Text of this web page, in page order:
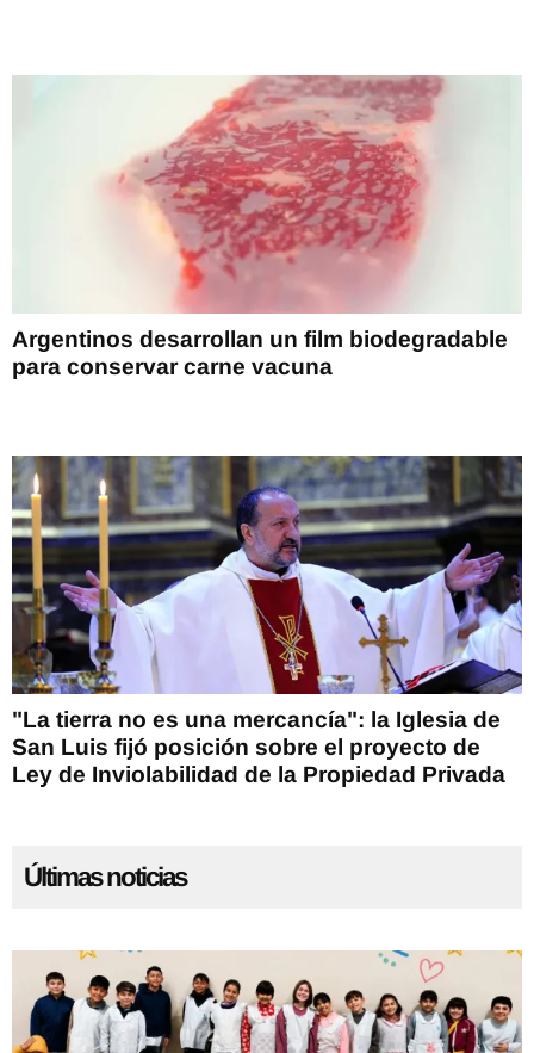
Argentinos desarrollan un film biodegradable
para conservar carne vacuna
"La tierra no es una mercancía": la Iglesia de
San Luis fijó posición sobre el proyecto de
Ley de Inviolabilidad de la Propiedad Privada
Últimas noticias